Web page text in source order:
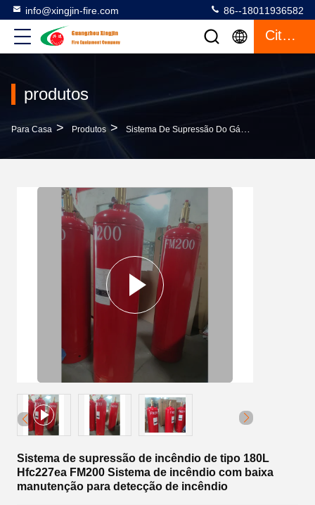
info@xingjin-fire.com 86--18011936582
Citações
produtos
Para Casa > Produtos > Sistema De Supressão Do Gás FM200
Sistema de supressão de incêndio de tipo 180L
Hfc227ea FM200 Sistema de incêndio com baixa
manutenção para detecção de incêndio